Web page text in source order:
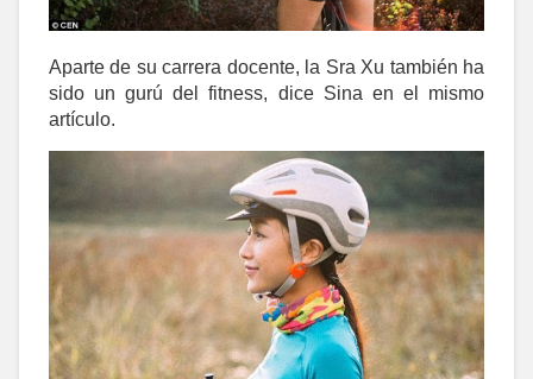
Aparte de su carrera docente, la Sra Xu también ha
sido un gurú del fitness, dice Sina en el mismo
artículo.